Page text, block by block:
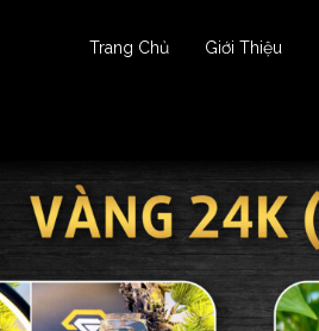
Trang Chủ Giới Thiệu